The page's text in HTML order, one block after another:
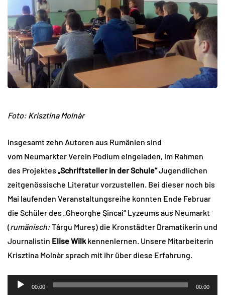
Foto: Krisztina Molnàr
Insgesamt zehn Autoren aus Rumänien sind
vom Neumarkter Verein Podium eingeladen, im Rahmen
des Projektes „Schriftsteller in der Schule“Jugendlichen
zeitgenössische Literatur vorzustellen. Bei dieser noch bis
Mai laufenden Veranstaltungsreihe konnten Ende Februar
die Schüler des „Gheorghe Şincai“ Lyzeums aus Neumarkt
(rumänisch:Târgu Mureș) die Kronstädter Dramatikerin und
Journalistin Elise Wilk kennenlernen. Unsere Mitarbeiterin
Krisztina Molnàr sprach mit ihr über diese Erfahrung.
Audio-
Player
00:00 00:00